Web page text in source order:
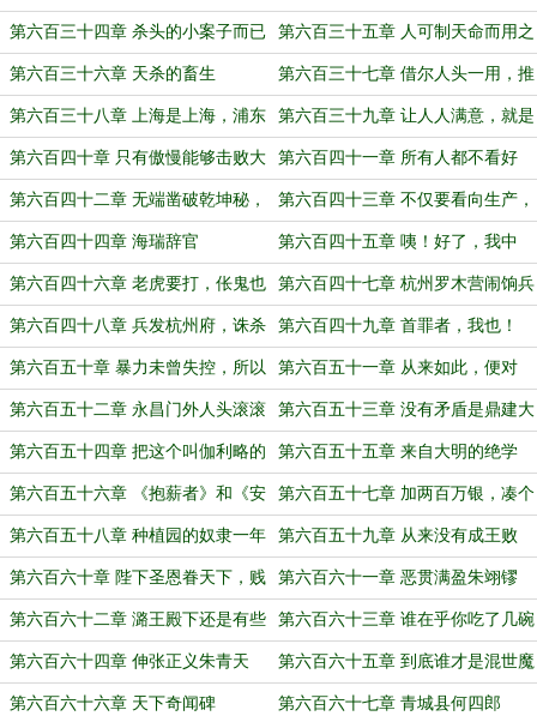
工具的无产者，联合起来！
第六百三十四章 杀头的小案子而已 第六百三十五章 人可制天命而用之
第六百三十六章 天杀的畜生 第六百三十七章 借尔人头一用，推
行朝廷政令！
第六百三十八章 上海是上海，浦东
是浦东
第六百三十九章 让人人满意，就是
让人人不满意
第六百四十章 只有傲慢能够击败大
明
第六百四十一章 所有人都不看好
他，偏偏他自己还不争气
第六百四十二章 无端凿破乾坤秘，
始自羲皇一画时
第六百四十三章 不仅要看向生产，
还要看向生活
第六百四十四章 海瑞辞官 第六百四十五章 咦！好了，我中
了！
第六百四十六章 老虎要打，伥鬼也
要抓
第六百四十七章 杭州罗木营闹饷兵
变
第六百四十八章 兵发杭州府，诛杀
吴善言！
第六百四十九章 首罪者，我也！
第六百五十章 暴力未曾失控，所以
不是兵变
第六百五十一章 从来如此，便对
吗？
第六百五十二章 永昌门外人头滚滚 第六百五十三章 没有矛盾是鼎建大
工不能解决的
第六百五十四章 把这个叫伽利略的
年轻人，带回大明吧
第六百五十五章 来自大明的绝学
——回旋镖
第六百五十六章 《抱薪者》和《安
全生产》
第六百五十七章 加两百万银，凑个
三千万银预算的整数
第六百五十八章 种植园的奴隶一年
可以吃120斤肉
第六百五十九章 从来没有成王败
寇，只有寇败王成
第六百六十章 陛下圣恩眷天下，贱
儒无德信口言！
第六百六十一章 恶贯满盈朱翊镠
第六百六十二章 潞王殿下还是有些
保守了
第六百六十三章 谁在乎你吃了几碗
粉？！
第六百六十四章 伸张正义朱青天 第六百六十五章 到底谁才是混世魔
王？
第六百六十六章 天下奇闻碑 第六百六十七章 青城县何四郎